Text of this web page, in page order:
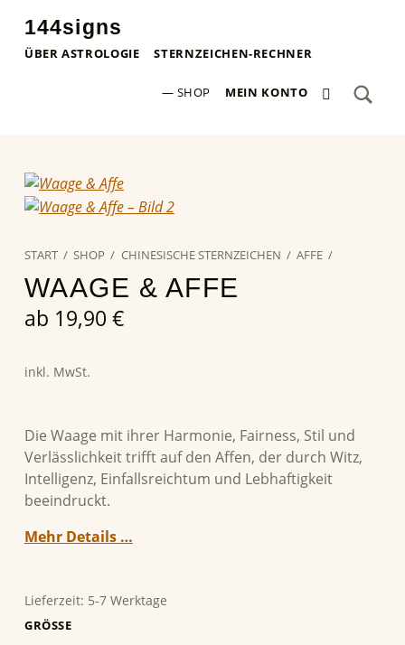
144signs
ÜBER ASTROLOGIE STERNZEICHEN-RECHNER
SHOP MEIN KONTO 0 ARTIKEL
Search for:
START / SHOP / CHINESISCHE STERNZEICHEN / AFFE /
WAAGE & AFFE
ab 19,90 €
inkl. MwSt.
Die Waage mit ihrer Harmonie, Fairness, Stil und
Verlässlichkeit trifft auf den Affen, der durch Witz,
Intelligenz, Einfallsreichtum und Lebhaftigkeit
beeindruckt.
Mehr Details …
Lieferzeit: 5-7 Werktage
GRÖSSE